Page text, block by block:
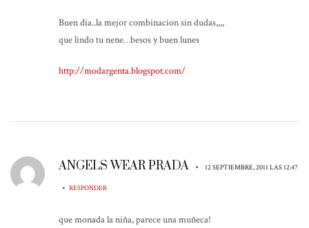
Buen dia..la mejor combinacion sin dudas,,,,
que lindo tu nene…besos y buen lunes
http://modargenta.blogspot.com/
ANGELS WEAR PRADA • 12 SEPTIEMBRE, 2011 LAS 12:47
• RESPONDER
que monada la niña, parece una muñeca!